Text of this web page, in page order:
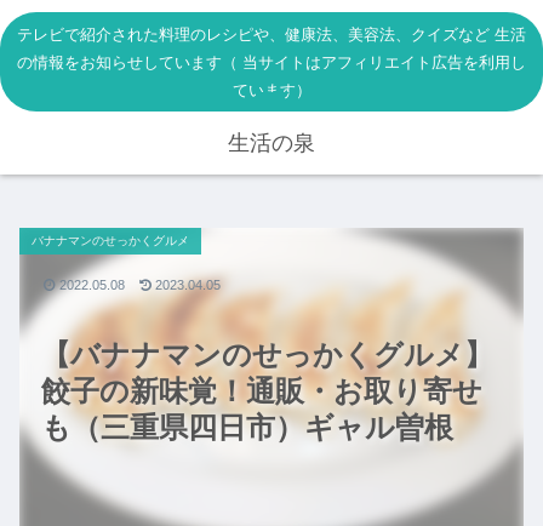
テレビで紹介された料理のレシピや、健康法、美容法、クイズなど 生活
の情報をお知らせしています（ 当サイトはアフィリエイト広告を利用し
ています）
生活の泉
【バナナマンのせっかくグルメ】
餃子の新味覚！通販・お取り寄せ
も（三重県四日市）ギャル曽根
バナナマンのせっかくグルメ
2022.05.08 2023.04.05